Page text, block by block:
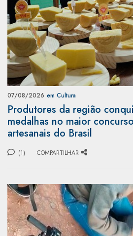
07/08/2026 em Cultura
Produtores da região
medalhas no maior
artesanais do Brasil
(1) COMPARTILHAR